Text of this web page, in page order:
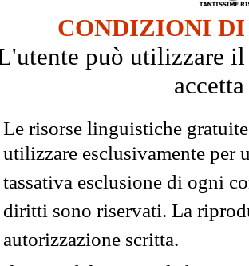
CONDIZIONI DI
può utilizzare il
Le risorse linguistiche
utilizzare esclusivamente per
tassativa esclusione di ogni
diritti sono riservati. La
autorizzazione scritta.